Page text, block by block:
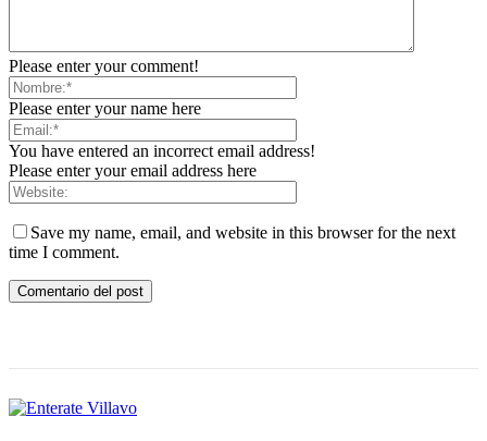
Please enter your comment!
Please enter your name here
You have entered an incorrect email address!
Please enter your email address here
Save my name, email, and website in this browser for the next
time I comment.